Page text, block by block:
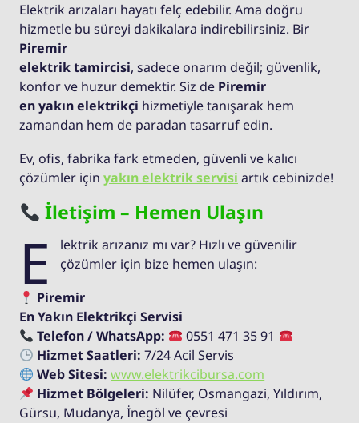
Elektrik arızaları hayatı felç edebilir. Ama doğru
hizmetle bu süreyi dakikalara indirebilirsiniz. Bir
Piremir
elektrik tamircisi, sadece onarım değil; güvenlik,
konfor ve huzur demektir. Siz de Piremir
en yakın elektrikçi hizmetiyle tanışarak hem
zamandan hem de paradan tasarruf edin.
Ev, ofis, fabrika fark etmeden, güvenli ve kalıcı
çözümler için yakın elektrik servisi artık cebinizde!
İletişim – Hemen Ulaşın
E
lektrik arızanız mı var? Hızlı ve güvenilir
çözümler için bize hemen ulaşın:
Piremir
En Yakın Elektrikçi Servisi
Telefon / WhatsApp:
0551 471 35 91
Hizmet Saatleri: 7/24 Acil Servis
Web Sitesi: www.elektrikcibursa.com
Hizmet Bölgeleri: Nilüfer, Osmangazi, Yıldırım,
Gürsu, Mudanya, İnegöl ve çevresi